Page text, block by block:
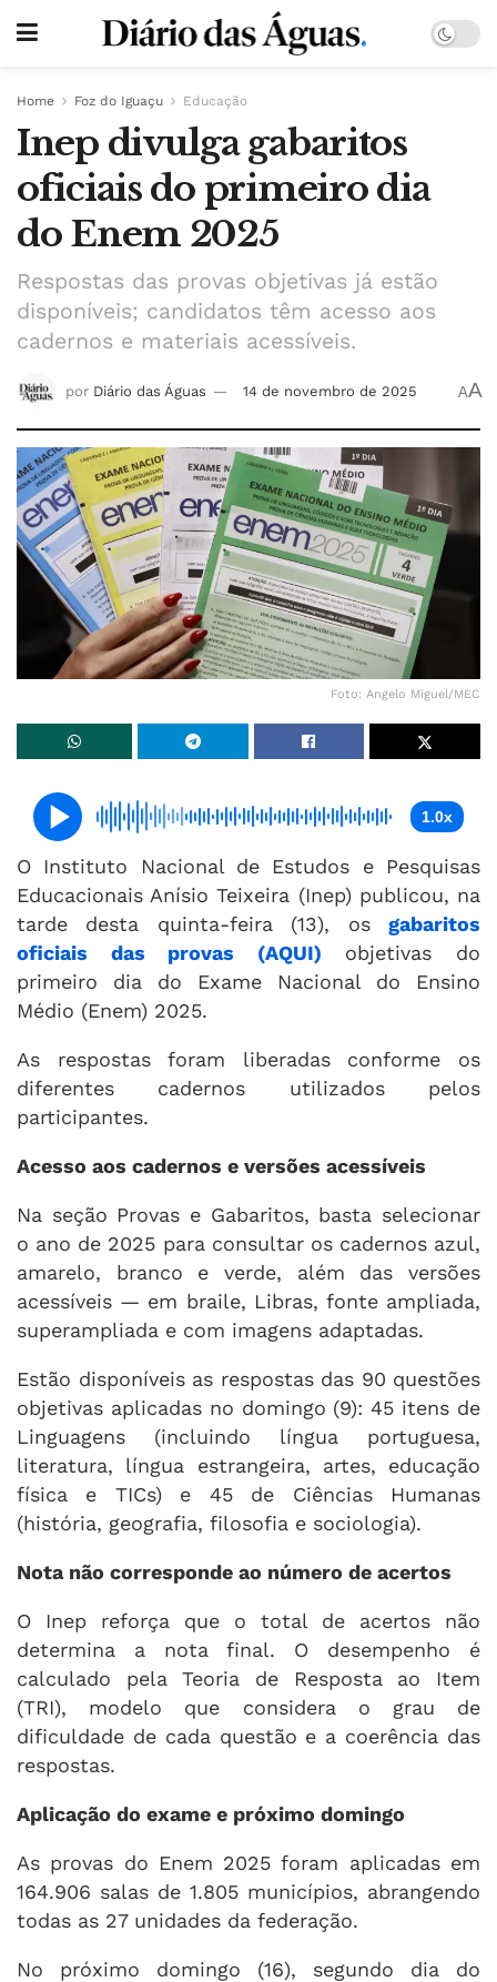
Home Foz do Iguaçu Educação
Inep divulga gabaritos
oficiais do primeiro dia
do Enem 2025
Respostas das provas objetivas já estão
disponíveis; candidatos têm acesso aos
cadernos e materiais acessíveis.
por Diário das Águas 14 de novembro de 2025 AA
Foto: Angelo Miguel/MEC
1.0x
O Instituto Nacional de Estudos e Pesquisas
Educacionais Anísio Teixeira (Inep) publicou, na
tarde desta quinta-feira (13), os gabaritos
oficiais das provas (AQUI) objetivas do
primeiro dia do Exame Nacional do Ensino
Médio (Enem) 2025.
As respostas foram liberadas conforme os
diferentes cadernos utilizados pelos
participantes.
Acesso aos cadernos e versões acessíveis
Na seção Provas e Gabaritos, basta selecionar
o ano de 2025 para consultar os cadernos azul,
amarelo, branco e verde, além das versões
acessíveis — em braile, Libras, fonte ampliada,
superampliada e com imagens adaptadas.
Estão disponíveis as respostas das 90 questões
objetivas aplicadas no domingo (9): 45 itens de
Linguagens (incluindo língua portuguesa,
literatura, língua estrangeira, artes, educação
física e TICs) e 45 de Ciências Humanas
(história, geografia, filosofia e sociologia).
Nota não corresponde ao número de acertos
O Inep reforça que o total de acertos não
determina a nota final. O desempenho é
calculado pela Teoria de Resposta ao Item
(TRI), modelo que considera o grau de
dificuldade de cada questão e a coerência das
respostas.
Aplicação do exame e próximo domingo
As provas do Enem 2025 foram aplicadas em
164.906 salas de 1.805 municípios, abrangendo
todas as 27 unidades da federação.
No próximo domingo (16), segundo dia do